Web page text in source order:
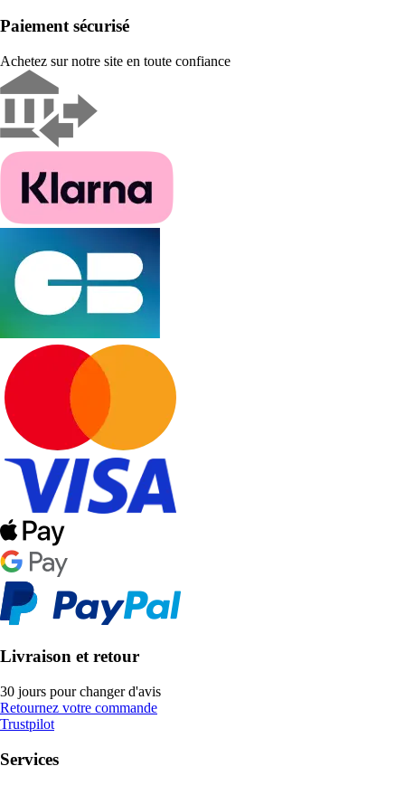
Paiement sécurisé
Achetez sur notre site en toute confiance
Livraison et retour
30 jours pour changer d'avis
Retournez votre commande
Trustpilot
Services